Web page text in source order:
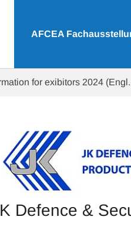
AFCEA
for exibitors 2024
Defence &